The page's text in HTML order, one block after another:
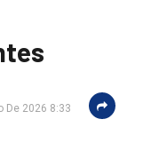
De 2026 8:33